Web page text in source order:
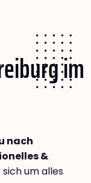
im
nach
&
sich um alles